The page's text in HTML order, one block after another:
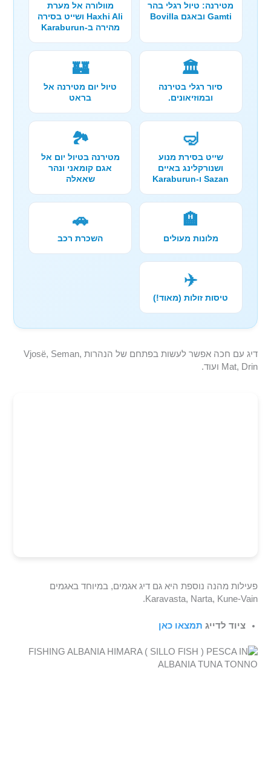
מטירנה: טיול רגלי בהר
Gamti ובאגם Bovilla
מוולורה אל מערת
Haxhi Ali ושייט בסירה
מהירה ב-Karaburun
🏛️
סיור רגלי בטירנה
ובמוזיאונים.
🏰
טיול יום מטירנה אל
בראט
🤿
שייט בסירת מנוע
ושנורקלינג באיים
Sazan ו-Karaburun
🏞️
מטירנה בטיול יום אל
אגם קומאני ונהר
שאאלה
🏨
מלונות מעולים
🚗
השכרת רכב
✈️
טיסות זולות (מאוד!)
דיג עם חכה אפשר לעשות בפתחם של הנהרות Vjosë, Seman,
Mat, Drin ועוד.
פעילות מהנה נוספת היא גם דיג אגמים, במיוחד באגמים
Karavasta, Narta, Kune-Vain.
ציוד לדייג תמצאו כאן